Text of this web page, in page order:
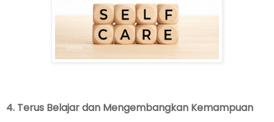
4. Terus Belajar dan Mengembangkan Kemampuan